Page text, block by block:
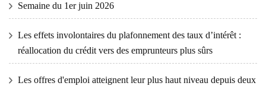
Semaine du 1er juin 2026
Les effets involontaires du plafonnement des taux d’intérêt :
réallocation du crédit vers des emprunteurs plus sûrs
Les offres d'emploi atteignent leur plus haut niveau depuis deux